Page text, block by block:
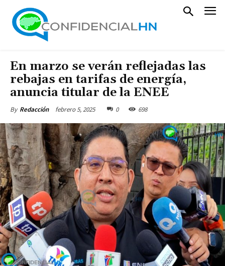
En marzo se verán reflejadas las
rebajas en tarifas de energía,
anuncia titular de la ENEE
By Redacción febrero 5, 2025 0 698